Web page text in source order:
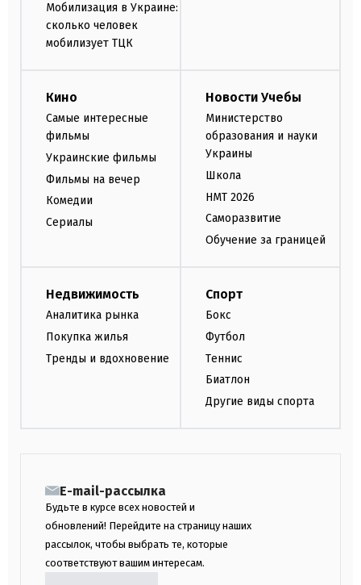
Мобилизация в Украине:
сколько человек
мобилизует ТЦК
Кино
Самые интересные
фильмы
Украинские фильмы
Фильмы на вечер
Комедии
Сериалы
Новости Учебы
Министерство
образования и науки
Украины
Школа
НМТ 2026
Саморазвитие
Обучение за границей
Недвижимость
Аналитика рынка
Покупка жилья
Тренды и вдохновение
Спорт
Бокс
Футбол
Теннис
Биатлон
Другие виды спорта
E-mail-рассылка
Будьте в курсе всех новостей и
обновлений! Перейдите на страницу наших
рассылок, чтобы выбрать те, которые
соответствуют вашим интересам.